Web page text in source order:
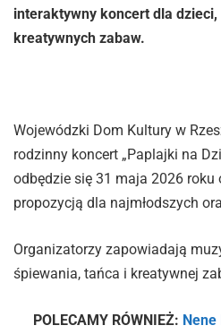
interaktywny koncert dla dzieci,
kreatywnych zabaw.
Wojewódzki Dom Kultury w
rodzinny koncert „Paplajki na
odbędzie się 31 maja 2026 roku
propozycją dla najmłodszych
Organizatorzy zapowiadają
śpiewania, tańca i kreatywnej
POLECAMY RÓWNIEŻ: Nene